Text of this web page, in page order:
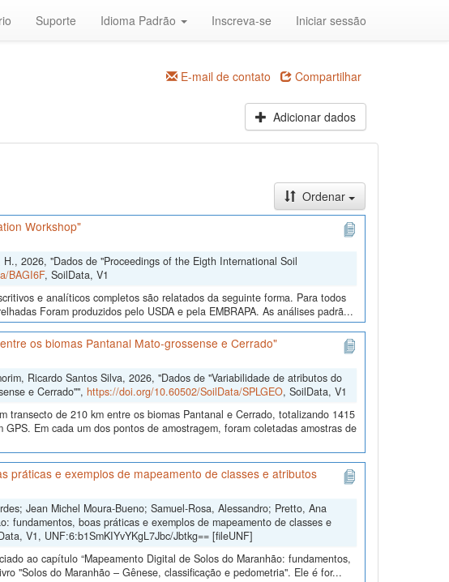
Suporte Idioma Padrão Inscreva-se Iniciar sessão
E-mail de contato Compartilhar
Adicionar dados
Ordenar
Workshop"
2026, "Dados de "Proceedings of the Eigth International Soil
BAGI6F, SoilData, V1
e analíticos completos são relatados da seguinte forma. Para todos
Foram produzidos pelo USDA e pela EMBRAPA. As análises padrã...
os biomas Pantanal Mato-grossense e Cerrado"
Ricardo Santos Silva, 2026, "Dados de "Variabilidade de atributos do
e Cerrado"", https://doi.org/10.60502/SoilData/SPLGEO, SoilData, V1
transecto de 210 km entre os biomas Pantanal e Cerrado, totalizando 1415
Em cada um dos pontos de amostragem, foram coletadas amostras de
práticas e exemplos de mapeamento de classes e atributos
Jean Michel Moura-Bueno; Samuel-Rosa, Alessandro; Pretto, Ana
fundamentos, boas práticas e exemplos de mapeamento de classes e
V1, UNF:6:b1SmKIYvYKgL7Jbc/Jbtkg== [fileUNF]
ao capítulo “Mapeamento Digital de Solos do Maranhão: fundamentos,
"Solos do Maranhão – Gênese, classificação e pedometria". Ele é for...